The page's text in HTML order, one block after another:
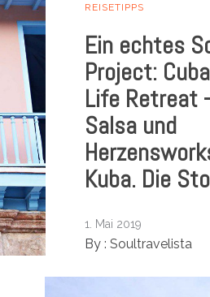
REISETIPPS
Ein echtes
Project:
Life Retreat
Salsa und
Kuba. Die
1. Mai 2019
By : Soultravelista